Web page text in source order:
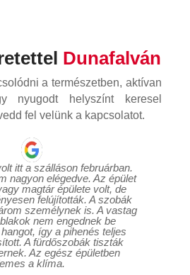
Dunafalván
a természetben, aktívan
nyugodt helyszínt keresel
fel velünk a kapcsolatot.
itt a szálláson februárban.
nagyon elégedve. Az épület
magtár épülete volt, de
felújították. A szobák
személynek is. A vastag
nem engednek be
így a pihenés teljes
A fürdőszobák tiszták
Az egész épületben
a klíma.